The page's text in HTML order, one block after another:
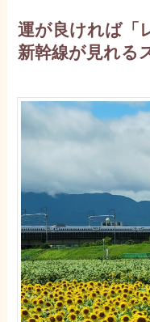
運が良ければ「
新幹線が見れる